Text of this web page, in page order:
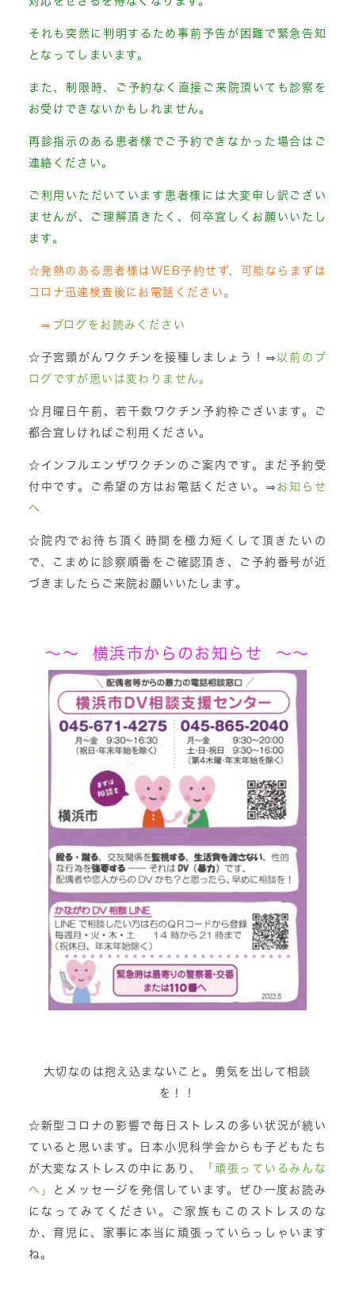
それも突然に判明するため事前予告が困難で緊急告知
となってしまいます。
また、制限時、ご予約なく直接ご来院頂いても診察を
お受けできないかもしれません。
再診指示のある患者様でご予約できなかった場合はご
連絡ください。
ご利用いただいています患者様には大変申し訳ござい
ませんが、ご理解頂きたく、何卒宜しくお願いいたし
ます。
☆発熱のある患者様はWEB予約せず、可能ならまずは
コロナ迅速検査後に お電話ください。
⇒ ブログをお読みください
☆子宮頸がんワクチンを接種しましょう！⇒ 以前のブ
ログですが思いは変わりません。
☆月曜日午前、若干数ワクチン予約枠ございます。ご
都合宜しければご利用ください。
☆インフルエンザワクチンのご案内です。まだ予約受
付中です。ご希望の方はお電話ください。⇒ お知らせ
へ
☆院内でお待ち頂く時間を極力短くして頂きたいの
で、こまめに診察順番をご確認頂き、ご予約番号が近
づきましたらご来院お願いいたします。
～～ 横浜市からのお知らせ ～～
大切なのは抱え込まないこと。勇気を出して相談
を！！
☆新型コロナの影響で毎日ストレスの多い状況が続い
ていると思います。日本小児科学会からも子どもたち
が大変なストレスの中にあり、
「頑張っているみんな
へ」
とメッセージを発信しています。ぜひ一度お読み
になってみてください。ご家族もこのストレスのな
か、育児に、家事に本当に頑張っていらっしゃいます
ね。